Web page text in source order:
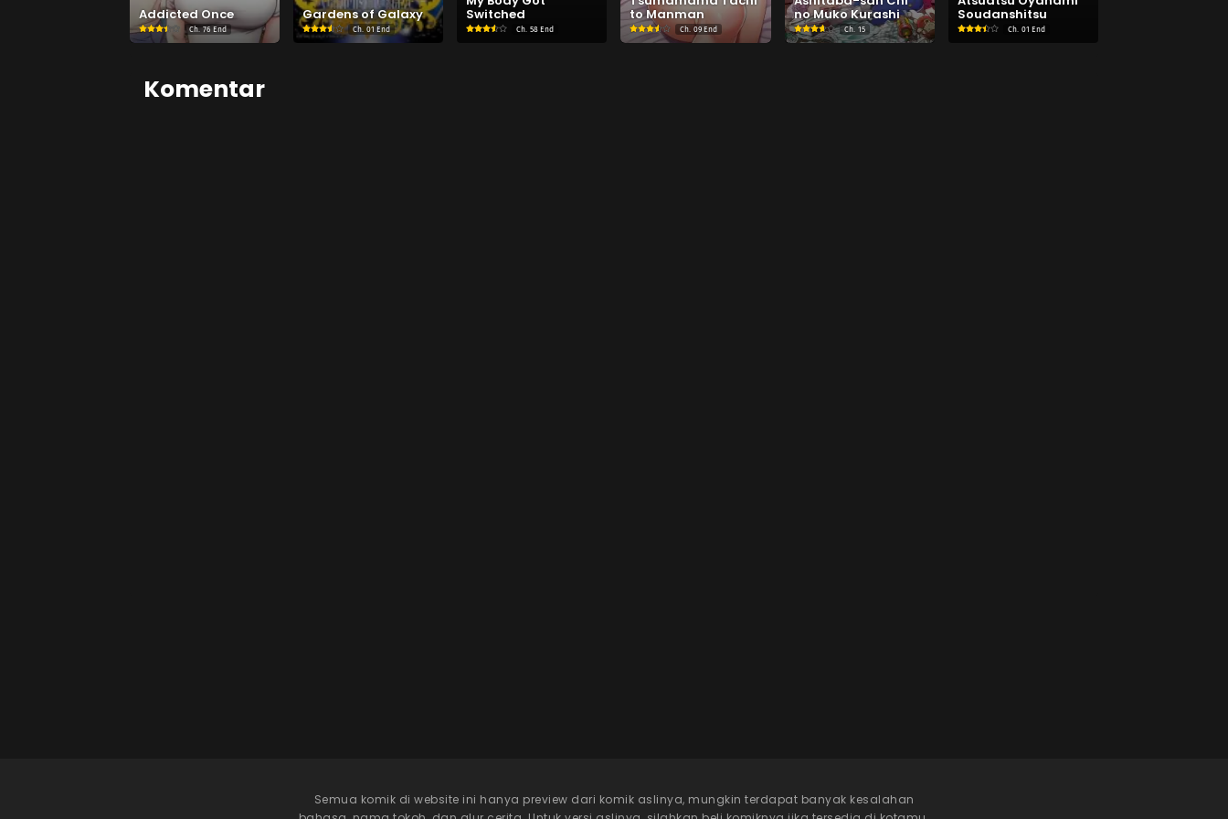
Addicted Once
Ch. 76 End
Gardens of Galaxy
Ch. 01 End
Switched
Ch. 58 End
to Manman
Ch. 09 End
no Muko Kurashi
Ch. 15
Soudanshitsu
Ch. 01 End
Komentar
Semua komik di website ini hanya preview dari komik aslinya, mungkin terdapat banyak kesalahan